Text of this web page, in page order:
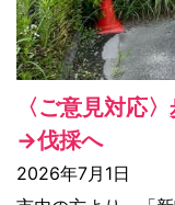
〈ご意見対応
→伐採へ
2026年7月1日